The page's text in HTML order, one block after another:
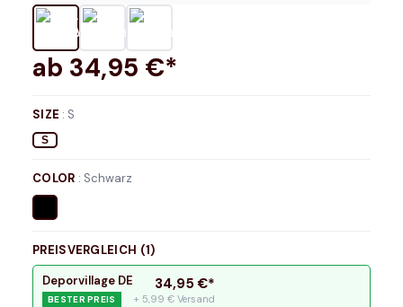
ab 34,95 €*
SIZE : S
S
COLOR : Schwarz
PREISVERGLEICH (1)
Deporvillage DE
BESTER PREIS
34,95 €*
+ 5,99 € Versand